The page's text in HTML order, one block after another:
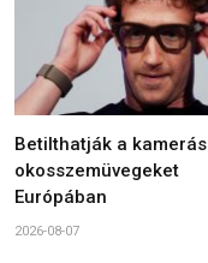
Betilthatják a kamerás
okosszemüvegeket
Európában
2026-08-07